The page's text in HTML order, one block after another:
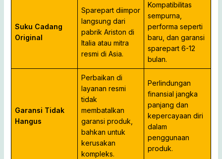
Suku Cadang
Original
Sparepart diimpor
langsung dari
pabrik Ariston di
Italia atau mitra
resmi di Asia.
Kompatibilitas
sempurna,
performa seperti
baru, dan garansi
sparepart 6-12
bulan.
Garansi Tidak
Hangus
Perbaikan di
layanan resmi
tidak
membatalkan
garansi produk,
bahkan untuk
kerusakan
kompleks.
Perlindungan
finansial jangka
panjang dan
kepercayaan diri
dalam
penggunaan
produk.